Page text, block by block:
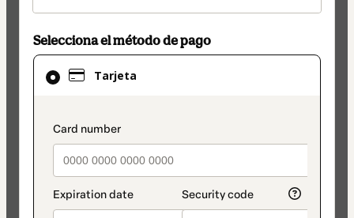
Selecciona el método de pago
Tarjeta
payment_data.section_title_v2
El
método
seleccionado
Tarjeta